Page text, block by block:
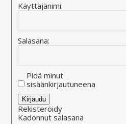
Käyttäjänimi:
Salasana:
Pidä minut
sisäänkirjautuneena
Alternative:
Kirjaudu
Rekisteröidy
Kadonnut salasana